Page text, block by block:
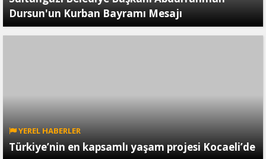
Dursun'un Kurban Bayramı Mesajı
YEREL HABERLER
Türkiye’nin en kapsamlı yaşam projesi Kocaeli’de